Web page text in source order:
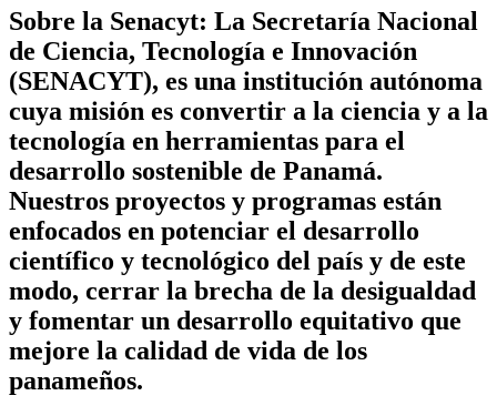
Sobre la Senacyt: La Secretaría Nacional
de Ciencia, Tecnología e Innovación
(SENACYT), es una institución autónoma
cuya misión es convertir a la ciencia y a la
tecnología en herramientas para el
desarrollo sostenible de Panamá.
Nuestros proyectos y programas están
enfocados en potenciar el desarrollo
científico y tecnológico del país y de este
modo, cerrar la brecha de la desigualdad
y fomentar un desarrollo equitativo que
mejore la calidad de vida de los
panameños.